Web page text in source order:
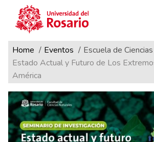
Pasar al contenido principal
Ruta de navegación
Home Eventos
Escuela de
Estado Actual y Futuro de Los
América